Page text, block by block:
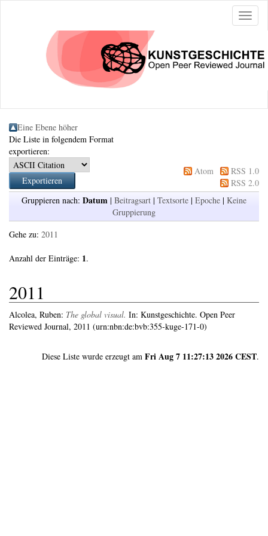
ein-/
Eine Ebene höher
Die Liste in folgendem Format
exportieren:
Atom
RSS 1.0
RSS 2.0
Gruppieren nach: Datum | Beitragsart | Textsorte | Epoche | Keine
Gruppierung
Gehe zu: 2011
Anzahl der Einträge: 1.
2011
Alcolea, Ruben: The global visual. In: Kunstgeschichte. Open Peer
Reviewed Journal, 2011 (urn:nbn:de:bvb:355-kuge-171-0)
Diese Liste wurde erzeugt am Fri Aug 7 11:27:13 2026 CEST.